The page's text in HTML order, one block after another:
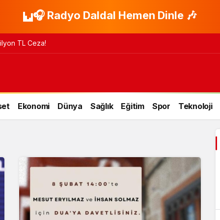
🎧 Radyo Daldal Hemen Dinle 🎶
TL Ceza!
Ekonomi Dünya Sağlık Eğitim Spor Teknoloji